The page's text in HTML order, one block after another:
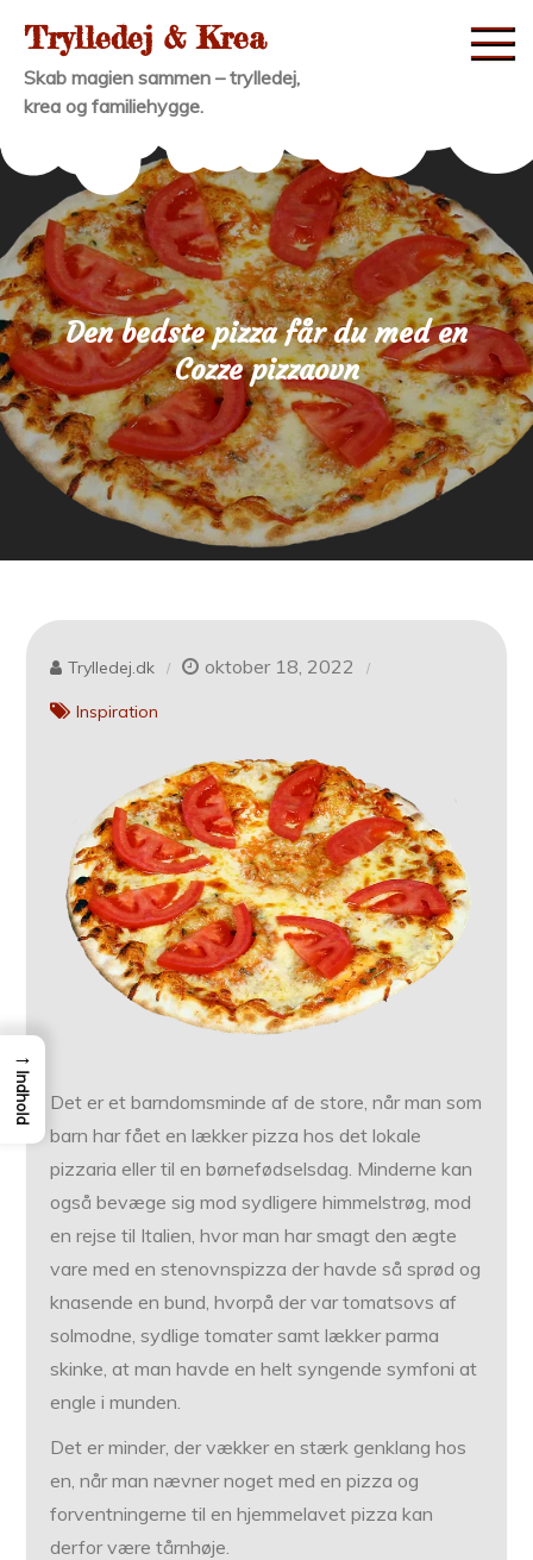
content
Trylledej & Krea
Skab magien sammen – trylledej,
krea og familiehygge.
Den bedste pizza får du med en
Cozze pizzaovn
Trylledej.dk oktober 18, 2022
Inspiration
Det er et barndomsminde af de store, når man som
barn har fået en lækker pizza hos det lokale
pizzaria eller til en børnefødselsdag. Minderne kan
også bevæge sig mod sydligere himmelstrøg, mod
en rejse til Italien, hvor man har smagt den ægte
vare med en stenovnspizza der havde så sprød og
knasende en bund, hvorpå der var tomatsovs af
solmodne, sydlige tomater samt lækker parma
skinke, at man havde en helt syngende symfoni at
engle i munden.
Det er minder, der vækker en stærk genklang hos
en, når man nævner noget med en pizza og
forventningerne til en hjemmelavet pizza kan
derfor være tårnhøje.
→
Indhold